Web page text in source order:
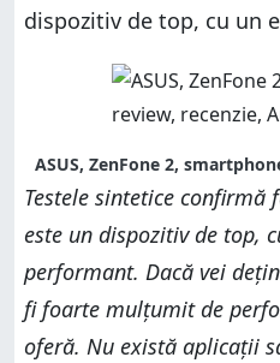
dispozitiv de top, cu un
ASUS, ZenFone 2,
Testele sintetice confirmă
este un dispozitiv de top,
performant. Dacă vei
fi foarte mulțumit de
oferă. Nu există aplicații